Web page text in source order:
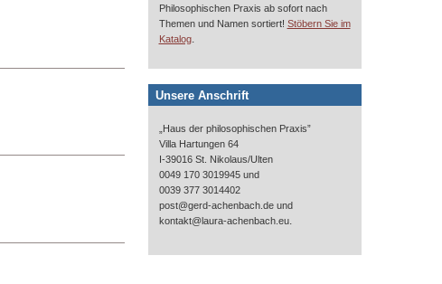
Philosophischen Praxis ab sofort nach
Themen und Namen sortiert! Stöbern Sie im
Katalog.
Unsere Anschrift
„Haus der philosophischen Praxis”
Villa Hartungen 64
I-39016 St. Nikolaus/Ulten
0049 170 3019945 und
0039 377 3014402
post@gerd-achenbach.de und
kontakt@laura-achenbach.eu.